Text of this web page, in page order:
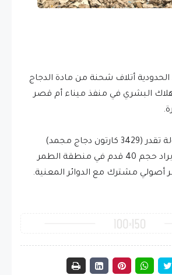
الحدودية أتلاف شحنة من مادة الدجاج
البشري في منفذ ميناء أم قصر
حيث تم أتلاف حمولة تقدر (3429 كارتون دجاج مجمد)
محملة على حاوية براد حجم 40 قدم في منطقة الطمر
مشترك مع الدوائر المعنية.